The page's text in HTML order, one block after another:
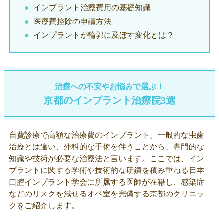
インプラント治療費用の基礎知識
医療費控除の申請方法
インプラントが輪郭に及ぼす変化とは？
治療への不安やお悩みで選ぶ！
京都のインプラント治療院3選
自費診療で高額な治療費のインプラント。一般的な虫歯
治療とは違い、外科的な手術を伴うことから、専門的な
知識や技術が必要な治療法と言います。ここでは、イン
プラントに関する学術や技術的な研鑽を積み重ねる日本
口腔インプラント学会に所属する医師が在籍し、感染症
などのリスクを減せるオペ室を完備する京都のクリニッ
クをご紹介します。